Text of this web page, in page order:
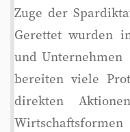
Zuge der
Gerettet wurden
und Unternehmen
bereiten viele
direkten